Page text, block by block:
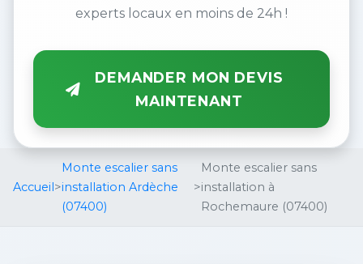
experts locaux en moins de 24h !
DEMANDER MON DEVIS
MAINTENANT
Accueil >
Monte escalier sans
installation Ardèche
(07400)
>
Monte escalier sans
installation à
Rochemaure (07400)